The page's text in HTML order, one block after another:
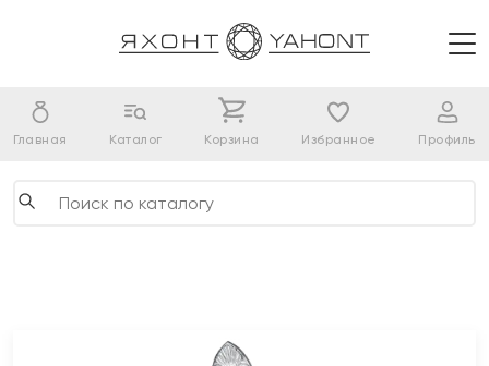
Главная Каталог Корзина Избранное Профиль